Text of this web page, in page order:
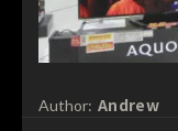
Author: Andrew